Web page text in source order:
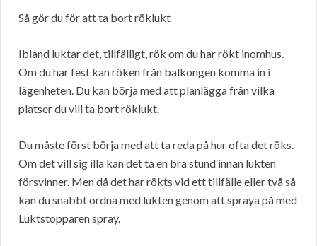
Så gör du för att ta bort röklukt
Ibland luktar det, tillfälligt, rök om du har rökt inomhus.
Om du har fest kan röken från balkongen komma in i
lägenheten. Du kan börja med att planlägga från vilka
platser du vill ta bort röklukt.
Du måste först börja med att ta reda på hur ofta det röks.
Om det vill sig illa kan det ta en bra stund innan lukten
försvinner. Men då det har rökts vid ett tillfälle eller två så
kan du snabbt ordna med lukten genom att spraya på med
Luktstopparen spray.